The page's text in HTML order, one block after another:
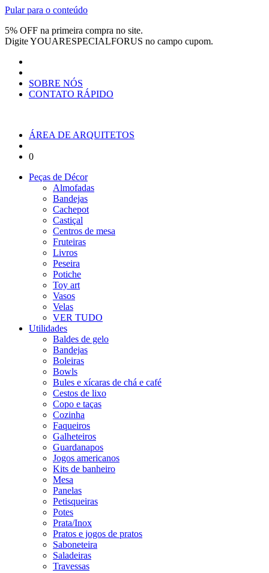
Pular para o conteúdo
5% OFF na primeira compra no site.
DigiteYOUARESPECIALFORUS no campo cupom.
SOBRE NÓS
CONTATO RÁPIDO
ÁREA DE ARQUITETOS
0
Peças de Décor
Almofadas
Bandejas
Cachepot
Castiçal
Centros de mesa
Fruteiras
Livros
Peseira
Potiche
Toy art
Vasos
Velas
VER TUDO
Utilidades
Baldes de gelo
Bandejas
Boleiras
Bowls
Bules e xícaras de chá e café
Cestos de lixo
Copo e taças
Cozinha
Faqueiros
Galheteiros
Guardanapos
Jogos americanos
Kits de banheiro
Mesa
Panelas
Petisqueiras
Potes
Prata/Inox
Pratos e jogos de pratos
Saboneteira
Saladeiras
Travessas